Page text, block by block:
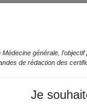
générale,
de rédaction des
Je